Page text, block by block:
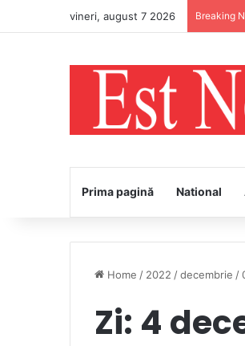
vineri, august 7 2026 Breaking
Prima pagină National
Home / 2022 /decembrie /
Zi: 4